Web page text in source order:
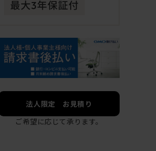
法人限定 お見積り
ご希望に応じて承ります。